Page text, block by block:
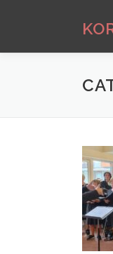
inhoud